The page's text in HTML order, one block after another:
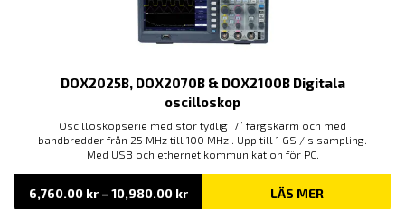
DOX2025B, DOX2070B & DOX2100B Digitala
oscilloskop
Oscilloskopserie med stor tydlig 7” färgskärm och med
bandbredder från 25 MHz till 100 MHz . Upp till 1 GS / s sampling.
Med USB och ethernet kommunikation för PC.
6,760.00 kr – 10,980.00 krPrisintervall:
LÄS MER